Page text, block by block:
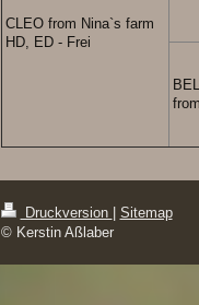
CLEO from Nina`s farm
HD, ED - Frei
Druckversion
Sitemap
© Kerstin Aßlaber